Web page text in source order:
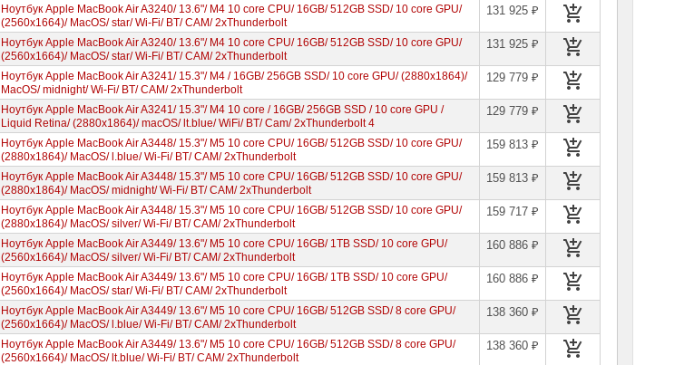
Ноутбук Apple MacBook Air A3240/ 13.6"/ M4 10 core CPU/ 16GB/ 512GB SSD/ 10 core GPU/
(2560x1664)/ MacOS/ star/ Wi-Fi/ BT/ CAM/ 2xThunderbolt
131 925 ₽
Ноутбук Apple MacBook Air A3240/ 13.6"/ M4 10 core CPU/ 16GB/ 512GB SSD/ 10 core GPU/
(2560x1664)/ MacOS/ star/ Wi-Fi/ BT/ CAM/ 2xThunderbolt
131 925 ₽
Ноутбук Apple MacBook Air A3241/ 15.3"/ M4 / 16GB/ 256GB SSD/ 10 core GPU/ (2880x1864)/
MacOS/ midnight/ Wi-Fi/ BT/ CAM/ 2xThunderbolt
129 779 ₽
Ноутбук Apple MacBook Air A3241/ 15.3"/ M4 10 core / 16GB/ 256GB SSD / 10 core GPU /
Liquid Retina/ (2880x1864)/ macOS/ lt.blue/ WiFi/ BT/ Cam/ 2xThunderbolt 4
129 779 ₽
Ноутбук Apple MacBook Air A3448/ 15.3"/ M5 10 core CPU/ 16GB/ 512GB SSD/ 10 core GPU/
(2880x1864)/ MacOS/ l.blue/ Wi-Fi/ BT/ CAM/ 2xThunderbolt
159 813 ₽
Ноутбук Apple MacBook Air A3448/ 15.3"/ M5 10 core CPU/ 16GB/ 512GB SSD/ 10 core GPU/
(2880x1864)/ MacOS/ midnight/ Wi-Fi/ BT/ CAM/ 2xThunderbolt
159 813 ₽
Ноутбук Apple MacBook Air A3448/ 15.3"/ M5 10 core CPU/ 16GB/ 512GB SSD/ 10 core GPU/
(2880x1864)/ MacOS/ silver/ Wi-Fi/ BT/ CAM/ 2xThunderbolt
159 717 ₽
Ноутбук Apple MacBook Air A3449/ 13.6"/ M5 10 core CPU/ 16GB/ 1TB SSD/ 10 core GPU/
(2560x1664)/ MacOS/ silver/ Wi-Fi/ BT/ CAM/ 2xThunderbolt
160 886 ₽
Ноутбук Apple MacBook Air A3449/ 13.6"/ M5 10 core CPU/ 16GB/ 1TB SSD/ 10 core GPU/
(2560x1664)/ MacOS/ star/ Wi-Fi/ BT/ CAM/ 2xThunderbolt
160 886 ₽
Ноутбук Apple MacBook Air A3449/ 13.6"/ M5 10 core CPU/ 16GB/ 512GB SSD/ 8 core GPU/
(2560x1664)/ MacOS/ l.blue/ Wi-Fi/ BT/ CAM/ 2xThunderbolt
138 360 ₽
Ноутбук Apple MacBook Air A3449/ 13.6"/ M5 10 core CPU/ 16GB/ 512GB SSD/ 8 core GPU/
(2560x1664)/ MacOS/ lt.blue/ Wi-Fi/ BT/ CAM/ 2xThunderbolt
138 360 ₽